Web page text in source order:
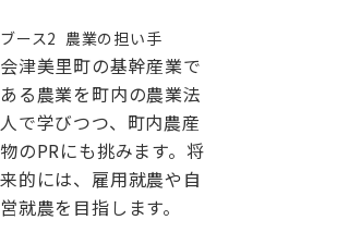
ブース2 農業の担い手
会津美里町の基幹産業で
ある農業を町内の農業法
人で学びつつ、町内農産
物のPRにも挑みます。将
来的には、雇用就農や自
営就農を目指します。